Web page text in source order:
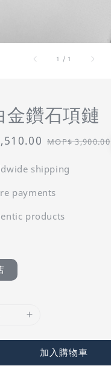
1 / 1
金鑽石項鏈
Regular
MOP$ 3,900.00
shipping
payments
products
加入購物車